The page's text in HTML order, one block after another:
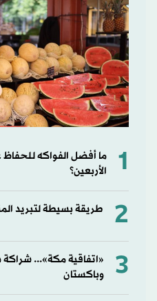
1
ما أفضل الفواكه
الأربعين؟
2 طريقة بسيطة لتبريد
3
«اتفاقية مكة»... شراكة
وباكستان